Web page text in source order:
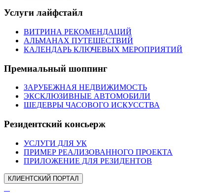
Услуги лайфстайл
ВИТРИНА РЕКОМЕНДАЦИЙ
АЛЬМАНАХ ПУТЕШЕСТВИЙ
КАЛЕНДАРЬ КЛЮЧЕВЫХ МЕРОПРИЯТИЙ
Премиальный шоппинг
ЗАРУБЕЖНАЯ НЕДВИЖИМОСТЬ
ЭКСКЛЮЗИВНЫЕ АВТОМОБИЛИ
ШЕДЕВРЫ ЧАСОВОГО ИСКУССТВА
Резидентский консьерж
УСЛУГИ ДЛЯ УК
ПРИМЕР РЕАЛИЗОВАННОГО ПРОЕКТА
ПРИЛОЖЕНИЕ ДЛЯ РЕЗИДЕНТОВ
КЛИЕНТСКИЙ ПОРТАЛ